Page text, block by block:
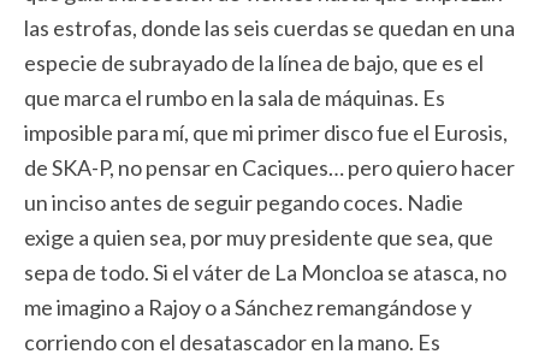
las estrofas, donde las seis cuerdas se quedan en una
especie de subrayado de la línea de bajo, que es el
que marca el rumbo en la sala de máquinas. Es
imposible para mí, que mi primer disco fue el Eurosis,
de SKA-P, no pensar en Caciques… pero quiero hacer
un inciso antes de seguir pegando coces. Nadie
exige a quien sea, por muy presidente que sea, que
sepa de todo. Si el váter de La Moncloa se atasca, no
me imagino a Rajoy o a Sánchez remangándose y
corriendo con el desatascador en la mano. Es